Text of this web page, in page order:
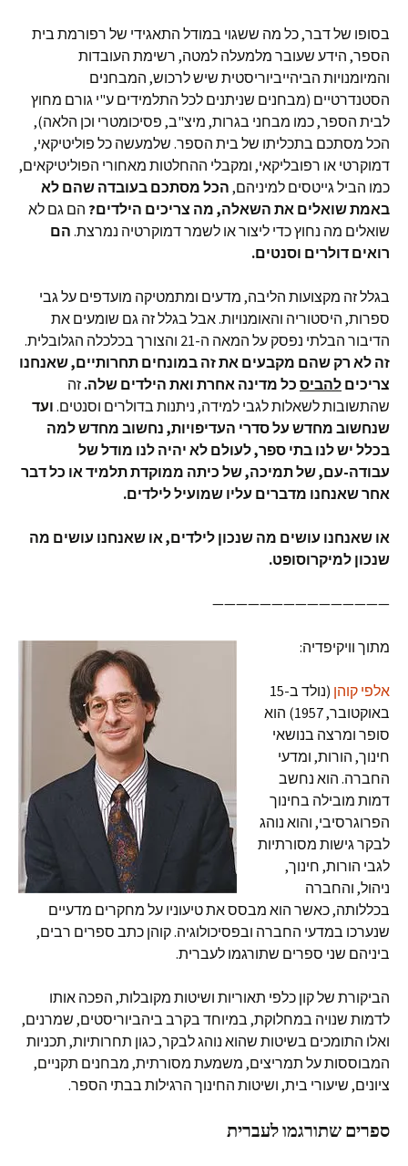
בסופו של דבר, כל מה ששגוי במודל התאגידי של רפורמת בית
הספר, הידע שעובר מלמעלה למטה, רשימת העובדות
והמיומנויות הביהייביוריסטית שיש לרכוש, המבחנים
הסטנדרטיים (מבחנים שניתנים לכל התלמידים ע"י גורם מחוץ
לבית הספר, כמו מבחני בגרות, מיצ"ב, פסיכומטרי וכן הלאה),
הכל מסתכם בתכליתו של בית הספר. שלמעשה כל פוליטיקאי,
דמוקרטי או רפובליקאי, ומקבלי ההחלטות מאחורי הפוליטיקאים,
כמו הביל גייטסים למיניהם, הכל מסתכם בעובדה שהם לא
באמת שואלים את השאלה, מה צריכים הילדים? הם גם לא
שואלים מה נחוץ כדי ליצור או לשמר דמוקרטיה נמרצת. הם
רואים דולרים וסנטים.
בגלל זה מקצועות הליבה, מדעים ומתמטיקה מועדפים על גבי
ספרות, היסטוריה והאומנויות. אבל בגלל זה גם שומעים את
הדיבור הבלתי נפסק על המאה ה-21 והצורך בכלכלה הגלובלית.
זה לא רק שהם מקבעים את זה במונחים תחרותיים, שאנחנו
צריכים להביס כל מדינה אחרת ואת הילדים שלה. זה
שהתשובות לשאלות לגבי למידה, ניתנות בדולרים וסנטים. ועד
שנחשוב מחדש על סדרי העדיפויות, נחשוב מחדש למה
בכלל יש לנו בתי ספר, לעולם לא יהיה לנו מודל של
עבודה-עם, של תמיכה, של כיתה ממוקדת תלמיד או כל דבר
אחר שאנחנו מדברים עליו שמועיל לילדים.
או שאנחנו עושים מה שנכון לילדים, או שאנחנו עושים מה
שנכון למיקרוסופט.
———————————————
מתוך וויקיפדיה:
אלפי קוהן
(נולד ב-15
באוקטובר, 1957) הוא
סופר ומרצה בנושאי
חינוך, הורות, ומדעי
החברה. הוא נחשב
דמות מובילה בחינוך
הפרוגרסיבי, והוא נוהג
לבקר גישות מסורתיות
לגבי הורות, חינוך,
ניהול, והחברה
בכללותה, כאשר הוא מבסס את טיעוניו על מחקרים מדעיים
שנערכו במדעי החברה ובפסיכולוגיה. קוהן כתב ספרים רבים,
ביניהם שני ספרים שתורגמו לעברית.
הביקורת של קון כלפי תאוריות ושיטות מקובלות, הפכה אותו
לדמות שנויה במחלוקת, במיוחד בקרב ביהביוריסטים, שמרנים,
ואלו התומכים בשיטות שהוא נוהג לבקר, כגון תחרותיות, תכניות
המבוססות על תמריצים, משמעת מסורתית, מבחנים תקניים,
ציונים, שיעורי בית, ושיטות החינוך הרגילות בבתי הספר.
ספרים שתורגמו לעברית